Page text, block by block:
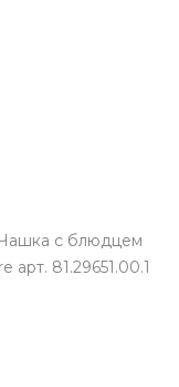
с блюдцем
81.29651.00.1